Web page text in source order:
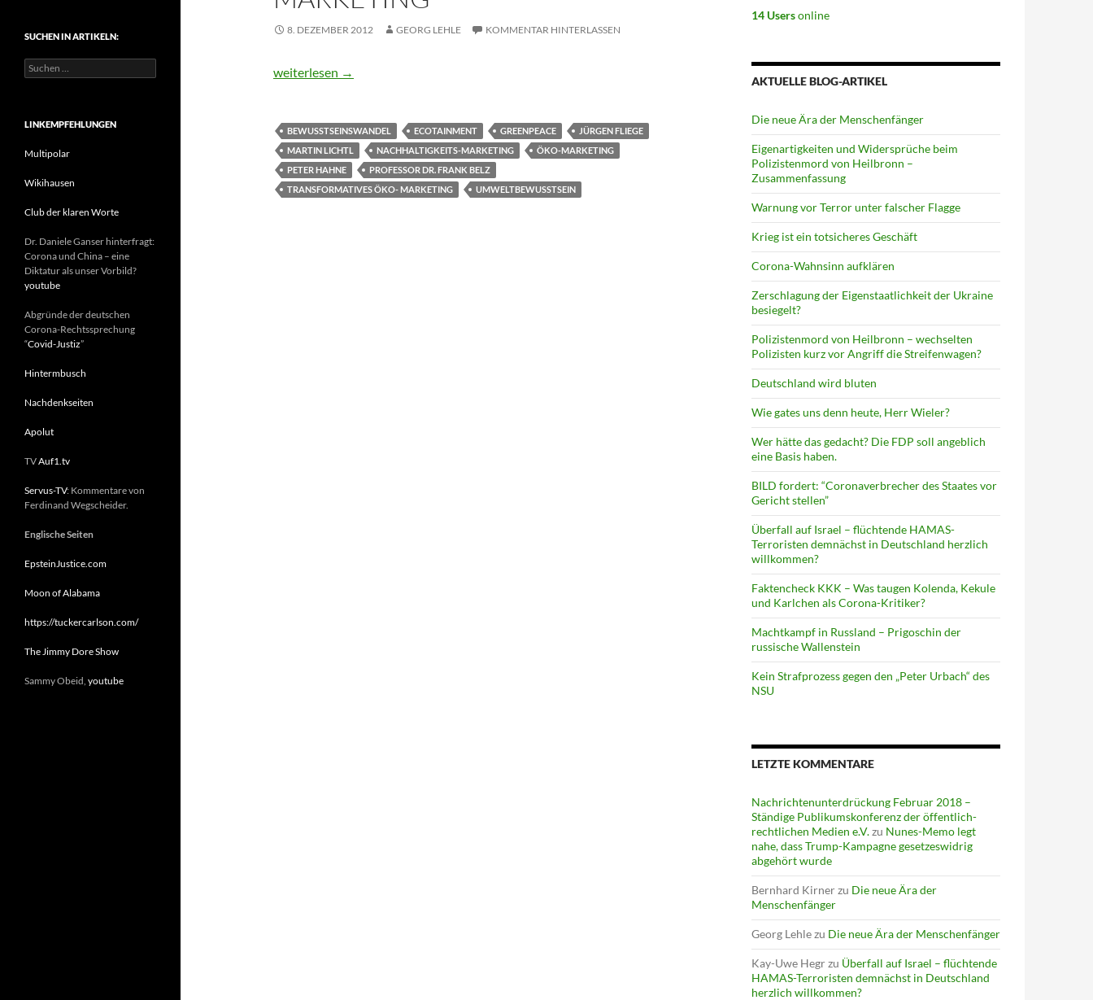
8. DEZEMBER 2012 GEORG LEHLE KOMMENTAR HINTERLASSEN
Weg aus der Krise? Das Nachhaltigkeits-Marketing
weiterlesen →
BEWUSSTSEINSWANDEL ECOTAINMENT GREENPEACE
JÜRGEN FLIEGE
MARTIN LICHTL
NACHHALTIGKEITS-MARKETING
ÖKO-MARKETING
PETER HAHNE
PROFESSOR DR. FRANK BELZ
TRANSFORMATIVES ÖKO- MARKETING
UMWELTBEWUSSTSEIN
14 Usersonline
AKTUELLE BLOG-ARTIKEL
Die neue Ära der Menschenfänger
Eigenartigkeiten und Widersprüche beim
Polizistenmord von Heilbronn –
Zusammenfassung
Warnung vor Terror unter falscher Flagge
Krieg ist ein totsicheres Geschäft
Corona-Wahnsinn aufklären
Zerschlagung der Eigenstaatlichkeit der Ukraine
besiegelt?
Polizistenmord von Heilbronn – wechselten
Polizisten kurz vor Angriff die Streifenwagen?
Deutschland wird bluten
Wie gates uns denn heute, Herr Wieler?
Wer hätte das gedacht? Die FDP soll angeblich
eine Basis haben.
BILD fordert: “Coronaverbrecher des Staates vor
Gericht stellen”
Überfall auf Israel – flüchtende HAMAS-
Terroristen demnächst in Deutschland herzlich
willkommen?
Faktencheck KKK – Was taugen Kolenda, Kekule
und Karlchen als Corona-Kritiker?
Machtkampf in Russland – Prigoschin der
russische Wallenstein
Kein Strafprozess gegen den „Peter Urbach“ des
NSU
LETZTE KOMMENTARE
Nachrichtenunterdrückung Februar 2018 –
Ständige Publikumskonferenz der öffentlich-
rechtlichen Medien e.V.zu Nunes-Memo legt
nahe, dass Trump-Kampagne gesetzeswidrig
abgehört wurde
Bernhard Kirnerzu Die neue Ära der
Menschenfänger
Georg Lehlezu Die neue Ära der Menschenfänger
Kay-Uwe Hegrzu Überfall auf Israel – flüchtende
HAMAS-Terroristen demnächst in Deutschland
herzlich willkommen?
g
SUCHEN IN ARTIKELN:
S
u
e
n
c
:
LINKEMPFEHLUNGEN
Multipolar
Wikihausen
Club der klaren Worte
Dr. Daniele Ganser hinterfragt:
Corona und China – eine
Diktatur als unser Vorbild?
youtube
Abgründe der deutschen
Corona-Rechtssprechung
“Covid-Justiz”
Hintermbusch
Nachdenkseiten
Apolut
TVAuf1.tv
Servus-TV: Kommentare von
Ferdinand Wegscheider.
Englische Seiten
EpsteinJustice.com
Moon of Alabama
https://tuckercarlson.com/
The Jimmy Dore Show
Sammy Obeid, youtube